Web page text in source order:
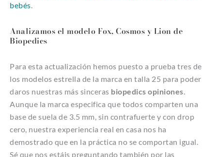
bebés.
Analizamos el modelo Fox, Cosmos y Lion de
Biopedics
Para esta actualización hemos puesto a prueba tres de
los modelos estrella de la marca en talla 25 para poder
daros nuestras más sinceras biopedics opiniones.
Aunque la marca especifica que todos comparten una
base de suela de 3.5 mm, sin contrafuerte y con drop
cero, nuestra experiencia real en casa nos ha
demostrado que en la práctica no se comportan igual.
Sé que nos estáis preguntando también por las